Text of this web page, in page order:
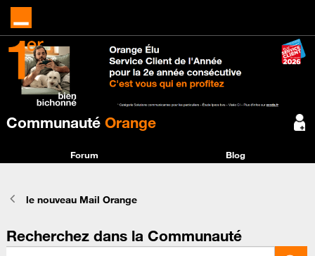
Communauté Orange
Forum Blog
le nouveau Mail Orange
Recherchez dans la Communauté